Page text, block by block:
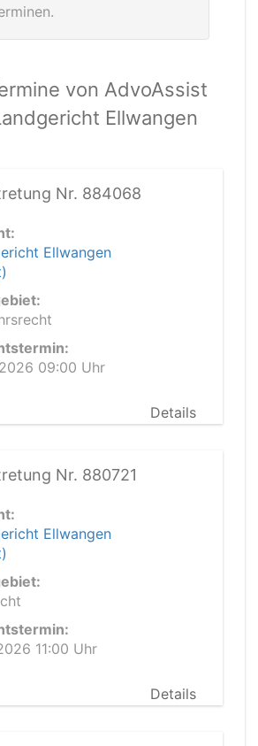
von AdvoAssist
Ellwangen
Nr. 884068
Ellwangen
09:00 Uhr
Details
Nr. 880721
Ellwangen
11:00 Uhr
Details